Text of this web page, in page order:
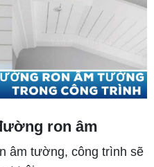
ron âm
âm tường, công trình sẽ